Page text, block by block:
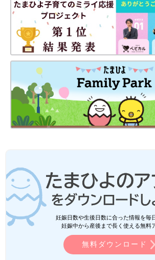
妊娠日数や生後日数に合った情報を毎
妊娠中から産後まで長く使える無料
無料ダウンロード